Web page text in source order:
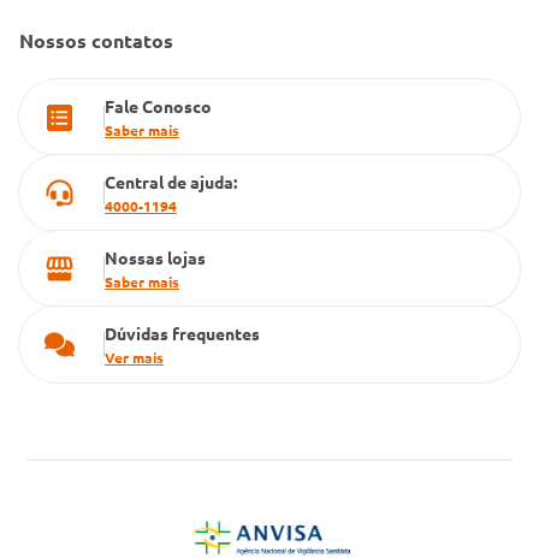
Cartão Grupo Conde
Nossos contatos
Fale Conosco
Saber mais
Central de ajuda:
4000-1194
Nossas lojas
Saber mais
Dúvidas frequentes
Ver mais